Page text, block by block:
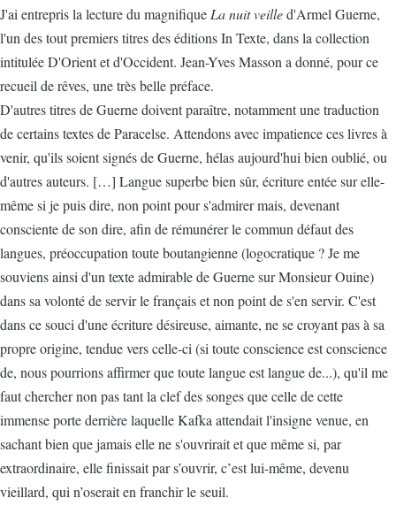
J'ai entrepris la lecture du magnifique La nuit veilled'Armel Guerne,
l'un des tout premiers titres des éditions In Texte, dans la collection
intitulée D'Orient et d'Occident. Jean-Yves Masson a donné, pour ce
recueil de rêves, une très belle préface.
D'autres titres de Guerne doivent paraître, notamment une traduction
de certains textes de Paracelse. Attendons avec impatience ces livres à
venir, qu'ils soient signés de Guerne, hélas aujourd'hui bien oublié, ou
d'autres auteurs. […] Langue superbe bien sûr, écriture entée sur elle-
même si je puis dire, non point pour s'admirer mais, devenant
consciente de son dire, afin de rémunérer le commun défaut des
langues, préoccupation toute boutangienne (logocratique ? Je me
souviens ainsi d'un texte admirable de Guerne sur Monsieur Ouine)
dans sa volonté de servir le français et non point de s'en servir. C'est
dans ce souci d'une écriture désireuse, aimante, ne se croyant pas à sa
propre origine, tendue vers celle-ci (si toute conscience est conscience
de, nous pourrions affirmer que toute langue est langue de...), qu'il me
faut chercher non pas tant la clef des songes que celle de cette
immense porte derrière laquelle Kafka attendait l'insigne venue, en
sachant bien que jamais elle ne s'ouvrirait et que même si, par
extraordinaire, elle finissait par s’ouvrir, c’est lui-même, devenu
vieillard, qui n’oserait en franchir le seuil.